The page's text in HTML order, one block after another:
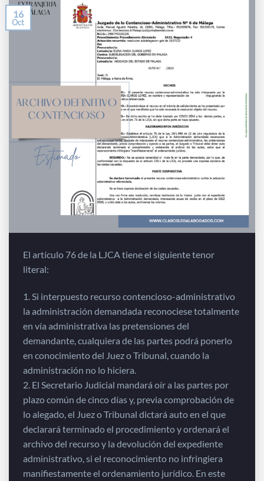
16
Oct
El artículo 76 de la LJCA tiene el siguiente tenor
literal:
1. Si interpuesto recurso contencioso-administrativo
la administración demandada reconociese totalmente
en vía administrativa las pretensiones del
demandante, cualquiera de las partes podrá ponerlo
en conocimiento del Juez o Tribunal, cuando la
administración no lo hiciera.
2. El Secretario Judicial mandará oír a las partes por
plazo común de cinco días y, previa comprobación de
lo alegado, el Juez o Tribunal dictará auto en el que
declarará terminado el procedimiento y ordenará el
archivo del recurso y la devolución del expediente
administrativo, si el reconocimiento no infringiera
manifiestamente el ordenamiento jurídico. En este